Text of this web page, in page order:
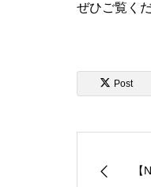
ぜひご覧くだ
Post